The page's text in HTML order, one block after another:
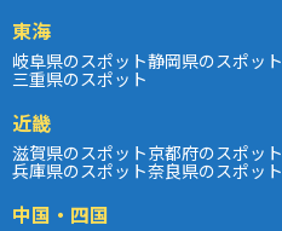
東海
岐阜県のスポット静岡県のスポット
三重県のスポット
近畿
滋賀県のスポット京都府のスポット
兵庫県のスポット奈良県のスポット
中国・四国